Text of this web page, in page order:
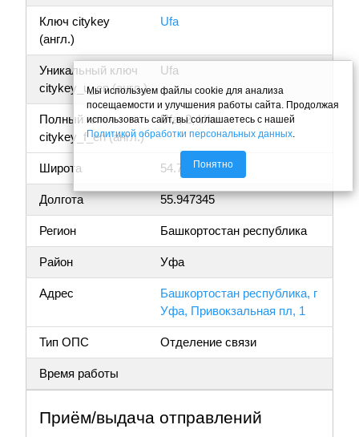
Ключ citykey
(англ.)
Ufa
Уникальный ключ
citykey_u_en (англ.)
Ufa
Полный ключ
citykey_f_en (англ.)
Ufa, 2, Ufa
Широта 54.747761
Долгота 55.947345
Регион Башкортостан республика
Район Уфа
Адрес
Башкортостан республика, г
Уфа, Привокзальная пл, 1
Тип ОПС Отделение связи
Время работы
Приём/выдача отправлений
Мы используем файлы cookie для анализа
посещаемости и улучшения работы сайта. Продолжая
использовать сайт, вы соглашаетесь с нашей
Политикой обработки персональных данных.
Понятно